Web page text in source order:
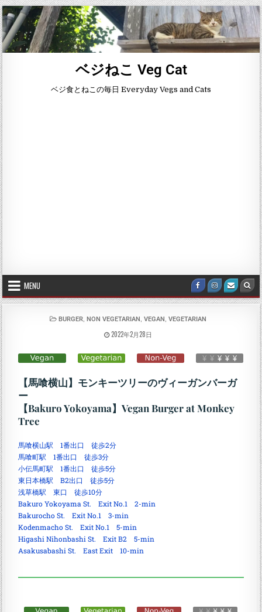
ベジねこ Veg Cat
ベジ食とねこの毎日 Everyday Vegs and Cats
MENU
BURGER NON VEGETARIAN VEGAN VEGETARIAN
2022年2月28日
【馬喰横山】モンキーツリーのヴィーガンバーガ
ー
【Bakuro Yokoyama】Vegan Burger at Monkey
Tree
馬喰横山駅 1番出口 徒歩2分
馬喰町駅 1番出口 徒歩3分
小伝馬町駅 1番出口 徒歩5分
東日本橋駅 B2出口 徒歩5分
浅草橋駅 東口 徒歩10分
Bakuro Yokoyama St. Exit No.1 2-min
Bakurocho St. Exit No.1 3-min
Kodenmacho St. Exit No.1 5-min
Higashi Nihonbashi St. Exit B2 5-min
Asakusabashi St. East Exit 10-min